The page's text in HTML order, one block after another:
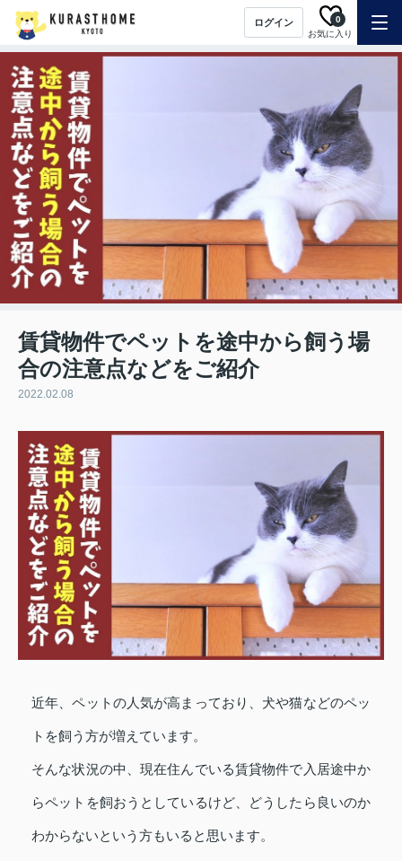
ログイン
お気に入り
0
賃貸物件でペットを途中から飼う場
合の注意点などをご紹介
2022.02.08
近年、ペットの人気が高まっており、犬や猫などのペッ
トを飼う方が増えています。
そんな状況の中、現在住んでいる賃貸物件で入居途中か
らペットを飼おうとしているけど、どうしたら良いのか
わからないという方もいると思います。